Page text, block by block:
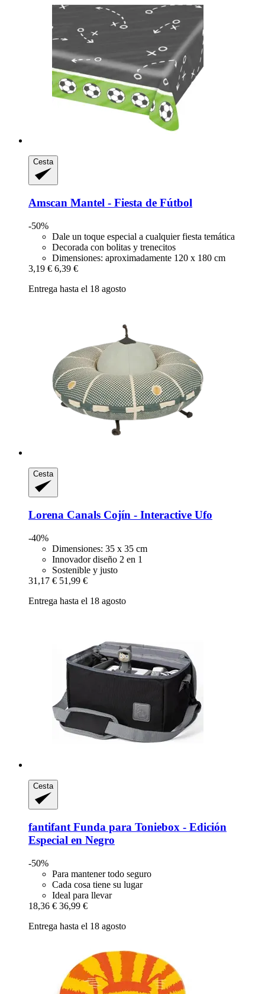
Cesta
Amscan Mantel -​ Fiesta de Fútbol
-50%
Dale un toque especial a cualquier fiesta temática
Decorada con bolitas y trenecitos
Dimensiones: aproximadamente 120 x 180 cm
3,19 € 6,39 €
Entrega hasta el 18 agosto
Cesta
Lorena Canals Cojín -​ Interactive Ufo
-40%
Dimensiones: 35 x 35 cm
Innovador diseño 2 en 1
Sostenible y justo
31,17 € 51,99 €
Entrega hasta el 18 agosto
Cesta
fantifant Funda para Toniebox -​ Edición
Especial en Negro
-50%
Para mantener todo seguro
Cada cosa tiene su lugar
Ideal para llevar
18,36 € 36,99 €
Entrega hasta el 18 agosto